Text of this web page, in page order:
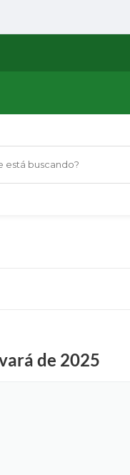
buscando?
de 2025